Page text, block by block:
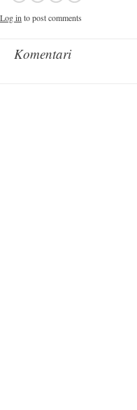
Log in to post comments
Komentari